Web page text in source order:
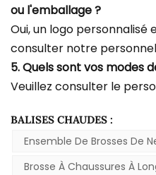
ou l'emballage ?
Oui, un logo personnalisé
consulter notre
5. Quels sont vos modes
Veuillez consulter le
BALISES CHAUDES :
Ensemble De Brosses De
Brosse À Chaussures À